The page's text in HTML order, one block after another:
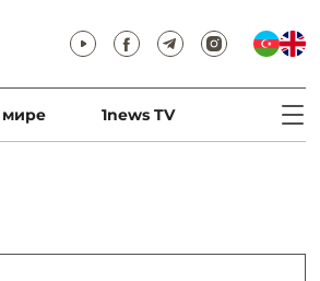
мире 1news TV